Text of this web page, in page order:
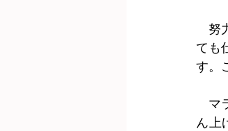
努
ても
す。
マ
ん上